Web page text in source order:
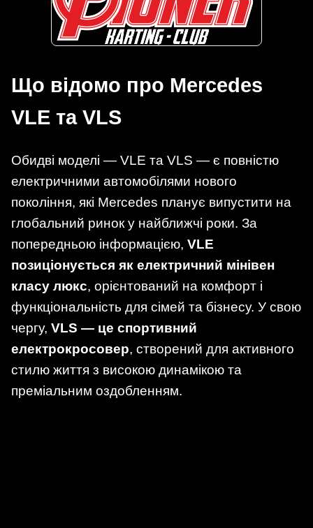
Що відомо про Mercedes
VLE та VLS
Обидві моделі — VLE та VLS — є повністю
електричними автомобілями нового
покоління, які Mercedes планує випустити на
глобальний ринок у найближчі роки. За
попередньою інформацією, VLE
позиціонується як електричний мінівен
класу люкс, орієнтований на комфорт і
функціональність для сімей та бізнесу. У свою
чергу, VLS — це спортивний
електрокросовер, створений для активного
стилю життя з високою динамікою та
преміальним оздобленням.